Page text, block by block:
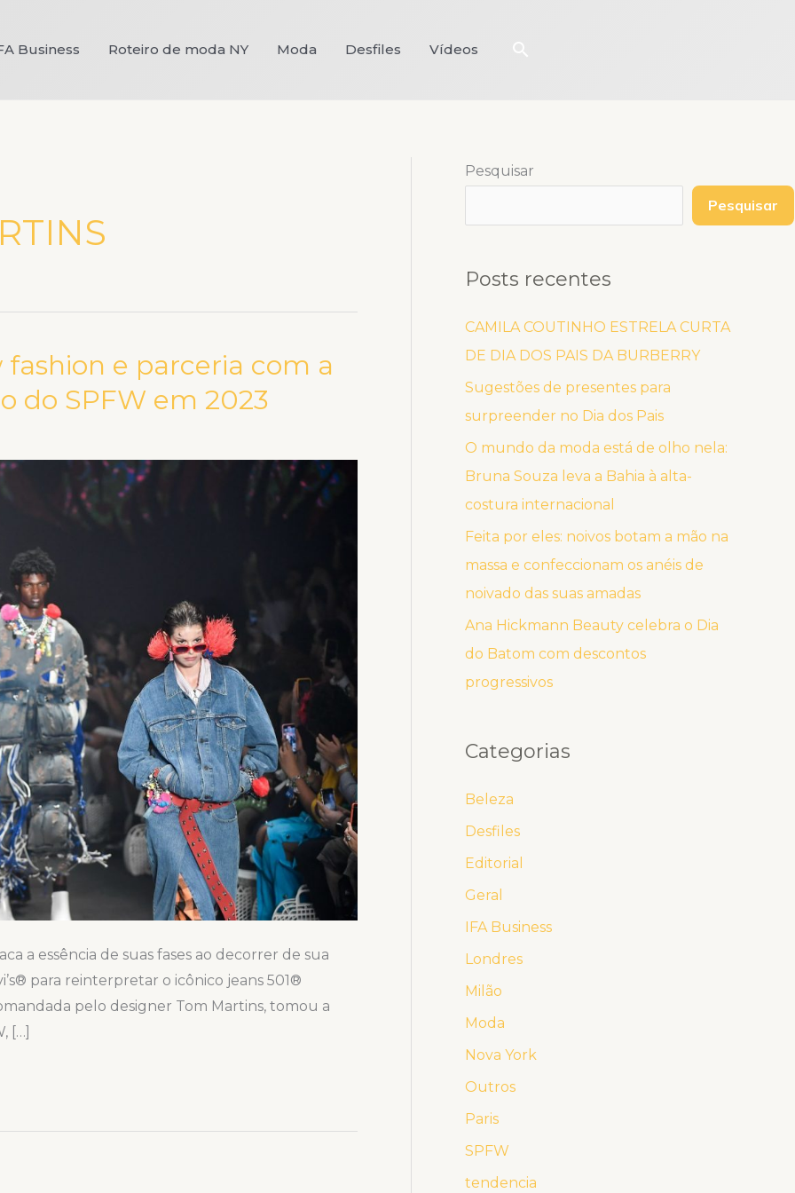
Business Roteiro de moda NY Moda Desfiles Vídeos Pesquisar
e parceria com a
do SPFW em 2023
a essência de suas fases ao decorrer de sua
para reinterpretar o icônico jeans 501®
pelo designer Tom Martins, tomou a
[…]
Pesquisar
Pesquisar
Posts recentes
CAMILA COUTINHO ESTRELA CURTA
DE DIA DOS PAIS DA BURBERRY
Sugestões de presentes para
surpreender no Dia dos Pais
O mundo da moda está de olho nela:
Bruna Souza leva a Bahia à alta-
costura internacional
Feita por eles: noivos botam a mão na
massa e confeccionam os anéis de
noivado das suas amadas
Ana Hickmann Beauty celebra o Dia
do Batom com descontos
progressivos
Categorias
Beleza
Desfiles
Editorial
Geral
IFA Business
Londres
Milão
Moda
Nova York
Outros
Paris
SPFW
tendencia